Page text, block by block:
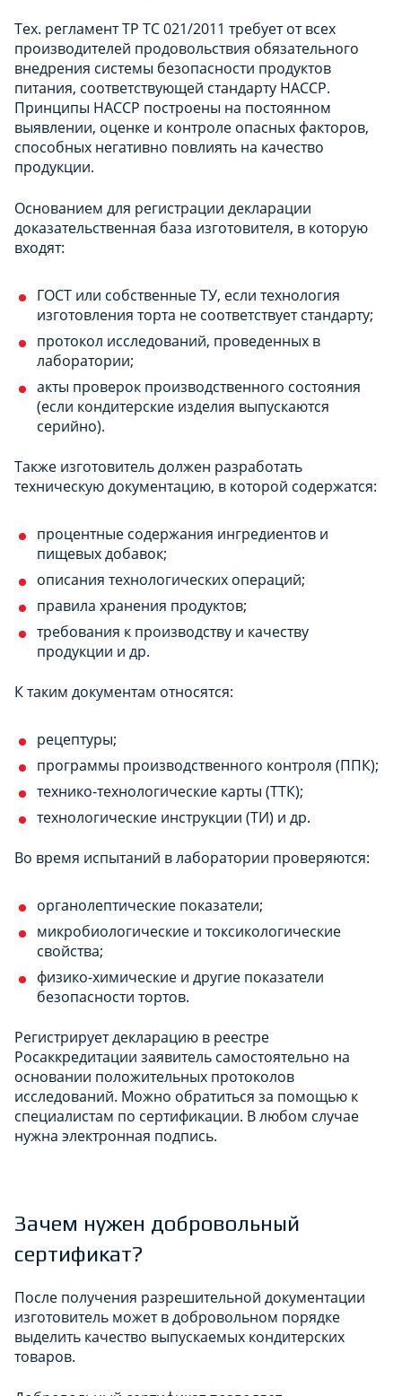
Тех. регламент ТР ТС 021/2011 требует от всех
производителей продовольствия обязательного
внедрения системы безопасности продуктов
питания, соответствующей стандарту HACCP.
Принципы HACCP построены на постоянном
выявлении, оценке и контроле опасных факторов,
способных негативно повлиять на качество
продукции.
Основанием для регистрации декларации
доказательственная база изготовителя, в которую
входят:
ГОСТ или собственные ТУ, если технология
изготовления торта не соответствует стандарту;
протокол исследований, проведенных в
лаборатории;
акты проверок производственного состояния
(если кондитерские изделия выпускаются
серийно).
Также изготовитель должен разработать
техническую документацию, в которой содержатся:
процентные содержания ингредиентов и
пищевых добавок;
описания технологических операций;
правила хранения продуктов;
требования к производству и качеству
продукции и др.
К таким документам относятся:
рецептуры;
программы производственного контроля (ППК);
технико-технологические карты (ТТК);
технологические инструкции (ТИ) и др.
Во время испытаний в лаборатории проверяются:
органолептические показатели;
микробиологические и токсикологические
свойства;
физико-химические и другие показатели
безопасности тортов.
Регистрирует декларацию в реестре
Росаккредитации заявитель самостоятельно на
основании положительных протоколов
исследований. Можно обратиться за помощью к
специалистам по сертификации. В любом случае
нужна электронная подпись.
Зачем нужен добровольный
сертификат?
После получения разрешительной документации
изготовитель может в добровольном порядке
выделить качество выпускаемых кондитерских
товаров.